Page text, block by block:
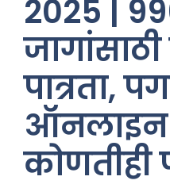
2025 |
पात्रता,
ऑनलाइन
कोणतीही